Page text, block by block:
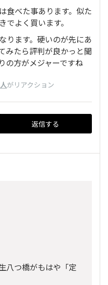
食べた事あります。似た
よく買います。
ります。硬いのが先にあ
みたら評判が良かっと聞
の方がメジャーですね
がリアクション
返信する
八つ橋がもはや「定